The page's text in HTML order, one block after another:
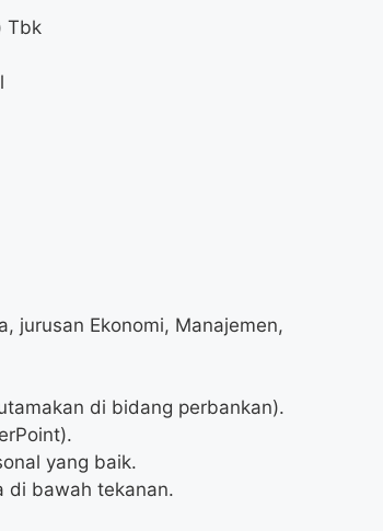
Tbk
jurusan Ekonomi, Manajemen,
di bidang perbankan).
yang baik.
di bawah tekanan.